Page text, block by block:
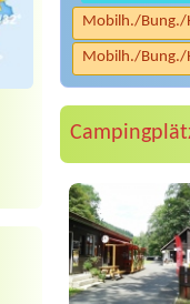
Mobilh./Bung./
Mobilh./Bung./